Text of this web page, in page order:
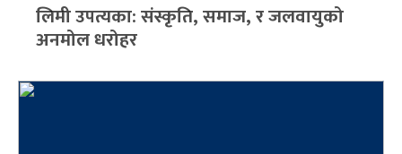
लिमी उपत्यका: संस्कृति, समाज, र जलवायुको
अनमोल धरोहर